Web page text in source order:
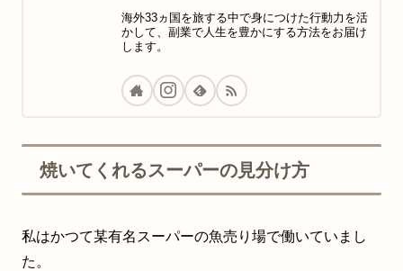
海外33ヵ国を旅する中で身につけた行動力を活
かして、副業で人生を豊かにする方法をお届け
します。
焼いてくれるスーパーの見分け方
私はかつて某有名スーパーの魚売り場で働いていまし
た。